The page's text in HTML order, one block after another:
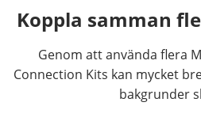
Koppla samman
Genom att använda flera
Connection Kits kan mycket
bakgrunder